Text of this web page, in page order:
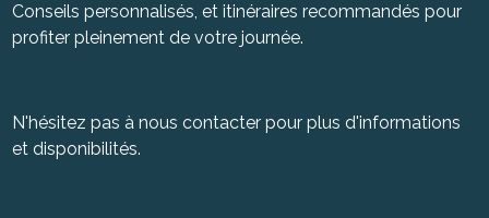
Conseils personnalisés, et itinéraires recommandés pour
profiter pleinement de votre journée.
N'hésitez pas à nous contacter pour plus d'informations
et disponibilités.